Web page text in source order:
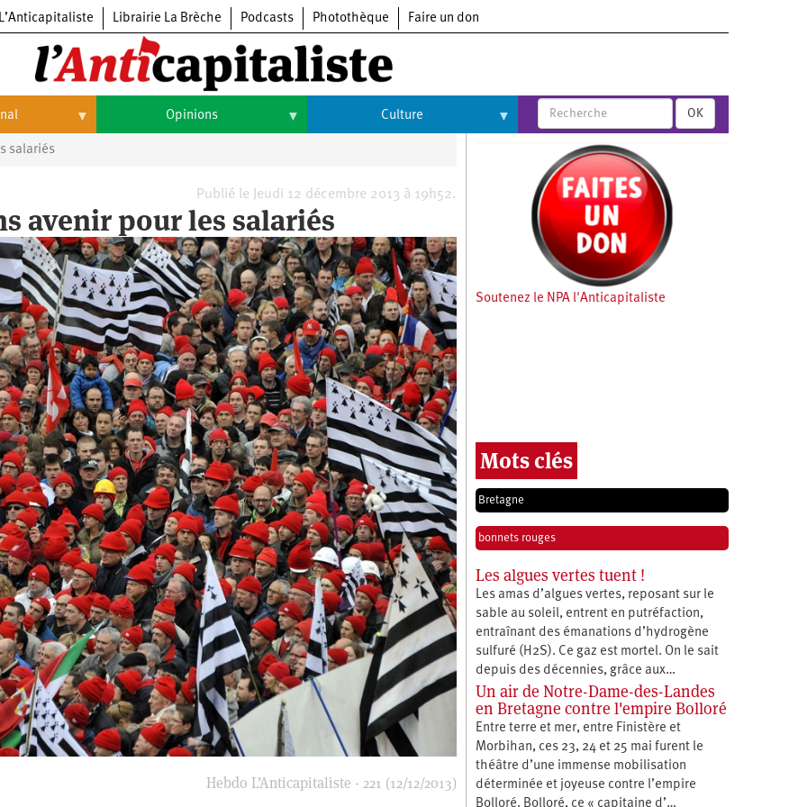
L’Anticapitaliste Librairie La Brèche Podcasts Photothèque Faire un don
Opinions Culture
Arts
Cinéma
Expositions
Livres
Musique
OK
salariés
Publié le Jeudi 12 décembre 2013 à 19h52.
avenir pour les salariés
Hebdo L’Anticapitaliste - 221 (12/12/2013)
Soutenez le NPA l'Anticapitaliste
Mots clés
Bretagne
bonnets rouges
Les algues vertes tuent !
Les amas d’algues vertes, reposant sur le
sable au soleil, entrent en putréfaction,
entraînant des émanations d’hydrogène
sulfuré (H2S). Ce gaz est mortel. On le sait
depuis des décennies, grâce aux…
Un air de Notre-Dame-des-Landes
en Bretagne contre l'empire Bolloré
Entre terre et mer, entre Finistère et
Morbihan, ces 23, 24 et 25 mai furent le
théâtre d’une immense mobilisation
déterminée et joyeuse contre l’empire
Bolloré. Bolloré, ce « capitaine d’…